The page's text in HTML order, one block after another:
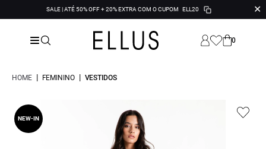
SALE | ATÉ 50% OFF + 20% EXTRA COM O CUPOM ELL20 ✕
0
HOME | FEMININO | VESTIDOS
NEW-IN